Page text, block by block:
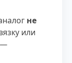
не
или
—